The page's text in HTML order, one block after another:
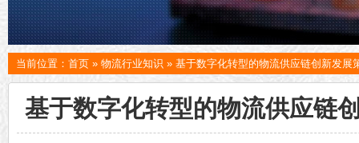
当前位置： 首页 » 物流行业知识 » 基于数字化转型的物流供应链创新发展
基于数字化转型的物流供应链